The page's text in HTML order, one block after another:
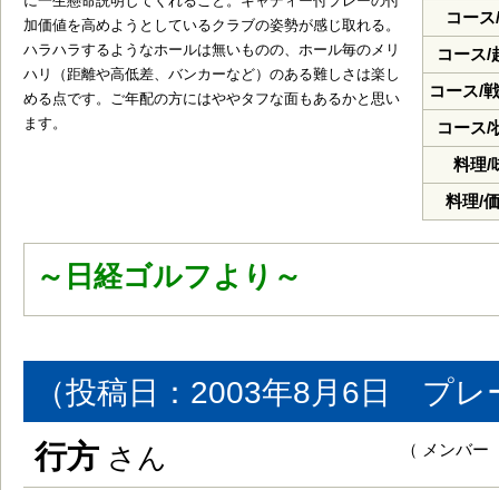
加価値を高めようとしているクラブの姿勢が感じ取れる。
ハラハラするようなホールは無いものの、ホール毎のメリ
ハリ（距離や高低差、バンカーなど）のある難しさは楽し
める点です。ご年配の方にはややタフな面もあるかと思い
ます。
コー
コース/
コース/
コース/
料理/
料理/
～日経ゴルフより～
（投稿日：2003年8月6日 プレ
行方 さん （ メンバ